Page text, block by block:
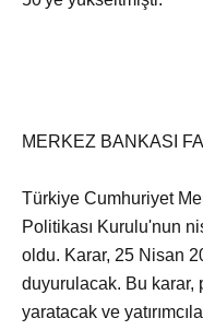
MERKEZ BANKASI
Türkiye Cumhuriyet
Politikası Kurulu'nun
oldu. Karar, 25 Nisan
duyurulacak. Bu karar,
yaratacak ve